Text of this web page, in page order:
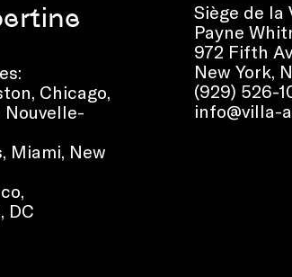
, Chicago,
Nouvelle-
, Miami, New
,
DC
Siège de
Payne
972 Fifth
New York,
(929) 526-
info@villa-